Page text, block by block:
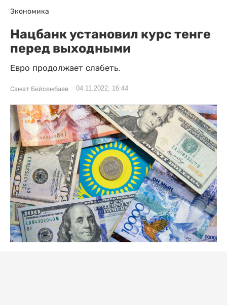
Экономика
Нацбанк установил курс тенге
перед выходными
Евро продолжает слабеть.
Самат Бейсембаев 04.11.2022, 16:44